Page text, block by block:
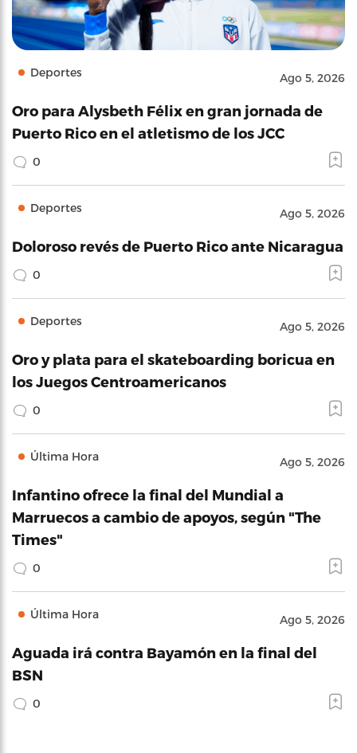
Deportes Ago 5, 2026
Oro para Alysbeth Félix en gran jornada de
Puerto Rico en el atletismo de los JCC
0
Deportes Ago 5, 2026
Doloroso revés de Puerto Rico ante Nicaragua
0
Deportes Ago 5, 2026
Oro y plata para el skateboarding boricua en
los Juegos Centroamericanos
0
Última Hora Ago 5, 2026
Infantino ofrece la final del Mundial a
Marruecos a cambio de apoyos, según "The
Times"
0
Última Hora Ago 5, 2026
Aguada irá contra Bayamón en la final del
BSN
0